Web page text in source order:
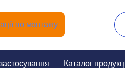
по монтажу
Каталог